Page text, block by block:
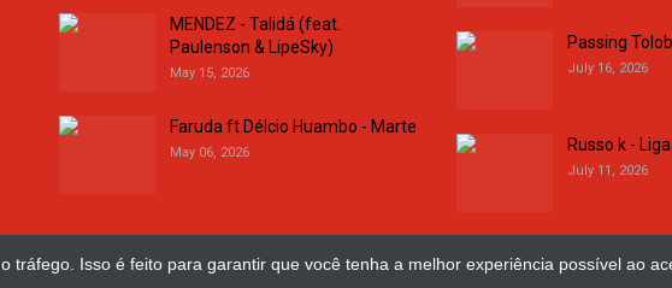
tráfego. Isso é feito para garantir que você tenha a melhor experiência possível ao
MENDEZ - Talidá (feat.
Paulenson & LipeSky)
May 15, 2026
Faruda ft Délcio Huambo - Marte
May 06, 2026
Passing
July 16, 2026
Russo k -
July 11, 2026
WebJosé Chimuco